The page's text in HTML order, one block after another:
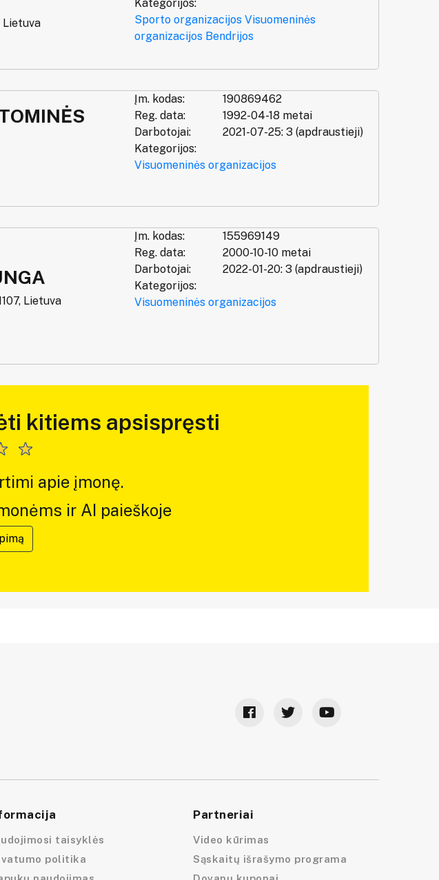
Lietuva
Kategorijos:
Sporto organizacijos Visuomeninės
organizacijos Bendrijos
Įm. kodas:
190869462
Reg. data:
1992-04-18 metai
Darbotojai:
2021-07-25: 3 (apdraustieji)
Kategorijos:
Visuomeninės organizacijos
Lietuva
Įm. kodas:
155969149
Reg. data:
2000-10-10 metai
Darbotojai:
2022-01-20: 3 (apdraustieji)
Kategorijos:
Visuomeninės organizacijos
kitiems apsispręsti
apie įmonę.
ir AI paieškoje
taisyklės
politika
Partneriai
Video kūrimas
Sąskaitų išrašymo programa